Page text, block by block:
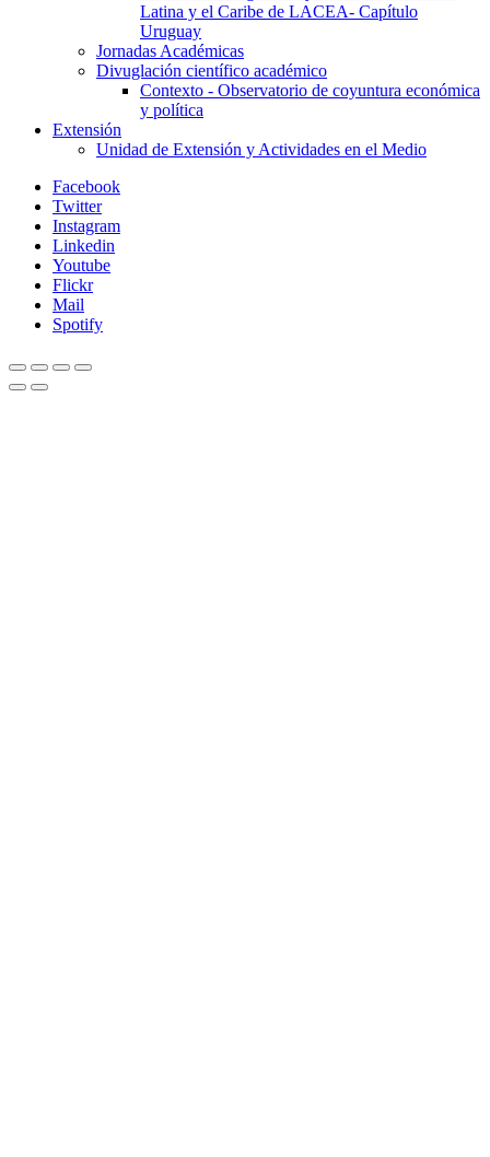
Latina y el Caribe de LACEA- Capítulo
Uruguay
Jornadas Académicas
Divuglación científico académico
Contexto - Observatorio de coyuntura económica
y política
Extensión
Unidad de Extensión y Actividades en el Medio
Facebook
Twitter
Instagram
Linkedin
Youtube
Flickr
Mail
Spotify